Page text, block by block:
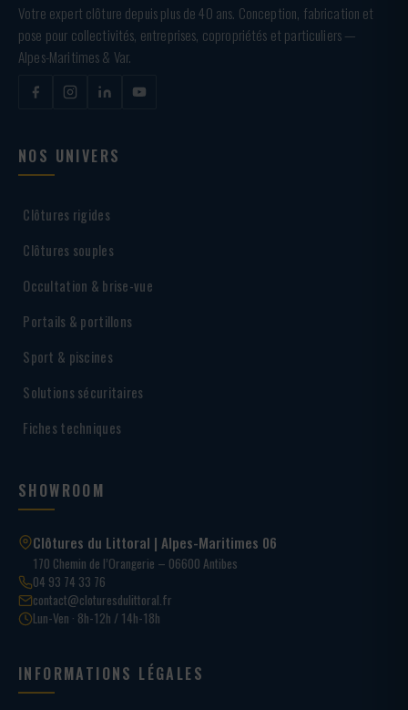
Votre expert clôture depuis plus de 40 ans. Conception, fabrication et
pose pour collectivités, entreprises, copropriétés et particuliers —
Alpes-Maritimes & Var.
NOS UNIVERS
Clôtures rigides
Clôtures souples
Occultation & brise-vue
Portails & portillons
Sport & piscines
Solutions sécuritaires
Fiches techniques
SHOWROOM
Clôtures du Littoral | Alpes-Maritimes 06
170 Chemin de l’Orangerie – 06600 Antibes
04 93 74 33 76
contact@cloturesdulittoral.fr
Lun-Ven · 8h-12h / 14h-18h
INFORMATIONS LÉGALES